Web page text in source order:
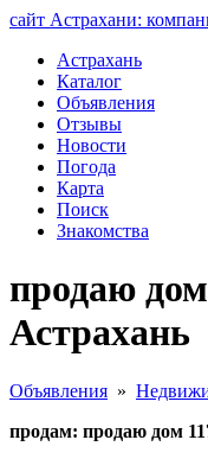
сайт Астрахани:
Астрахань
Каталог
Объявления
Отзывы
Новости
Погода
Карта
Поиск
Знакомства
продаю
Астрахань
Объявления »
продам: продаю дом